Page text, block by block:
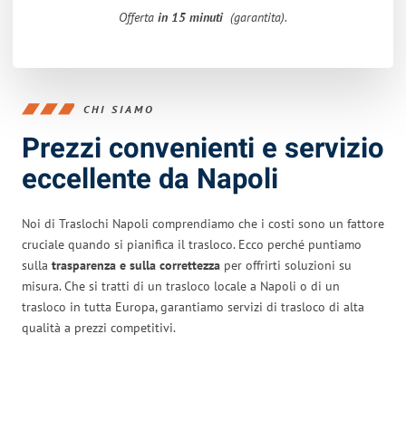
Offerta in 15 minuti (garantita).
CHI SIAMO
Prezzi convenienti e servizio
eccellente da Napoli
Noi di Traslochi Napoli comprendiamo che i costi sono un fattore
cruciale quando si pianifica il trasloco. Ecco perché puntiamo
sulla trasparenza e sulla correttezza per offrirti soluzioni su
misura. Che si tratti di un trasloco locale a Napoli o di un
trasloco in tutta Europa, garantiamo servizi di trasloco di alta
qualità a prezzi competitivi.